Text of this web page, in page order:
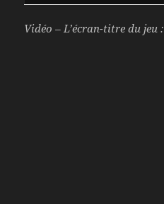
Vidéo – L’écran-titre du jeu :